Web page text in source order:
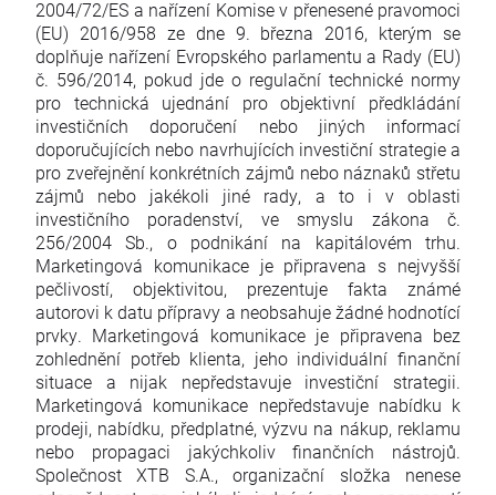
2004/72/ES a nařízení Komise v přenesené pravomoci
(EU) 2016/958 ze dne 9. března 2016, kterým se
doplňuje nařízení Evropského parlamentu a Rady (EU)
č. 596/2014, pokud jde o regulační technické normy
pro technická ujednání pro objektivní předkládání
investičních doporučení nebo jiných informací
doporučujících nebo navrhujících investiční strategie a
pro zveřejnění konkrétních zájmů nebo náznaků střetu
zájmů nebo jakékoli jiné rady, a to i v oblasti
investičního poradenství, ve smyslu zákona č.
256/2004 Sb., o podnikání na kapitálovém trhu.
Marketingová komunikace je připravena s nejvyšší
pečlivostí, objektivitou, prezentuje fakta známé
autorovi k datu přípravy a neobsahuje žádné hodnotící
prvky. Marketingová komunikace je připravena bez
zohlednění potřeb klienta, jeho individuální finanční
situace a nijak nepředstavuje investiční strategii.
Marketingová komunikace nepředstavuje nabídku k
prodeji, nabídku, předplatné, výzvu na nákup, reklamu
nebo propagaci jakýchkoliv finančních nástrojů.
Společnost XTB S.A., organizační složka nenese